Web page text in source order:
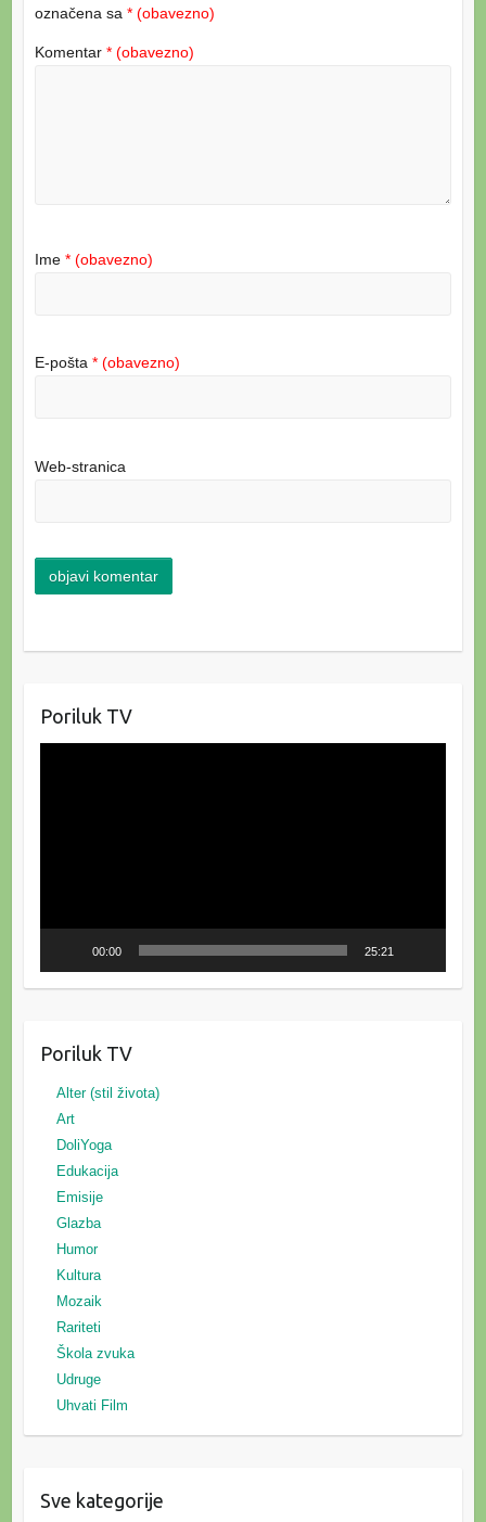
označena sa * (obavezno)
Komentar * (obavezno)
Ime * (obavezno)
E-pošta * (obavezno)
Web-stranica
Poriluk TV
00:00 25:21
Poriluk TV
Alter (stil života)
Art
DoliYoga
Edukacija
Emisije
Glazba
Humor
Kultura
Mozaik
Rariteti
Škola zvuka
Udruge
Uhvati Film
Sve kategorije